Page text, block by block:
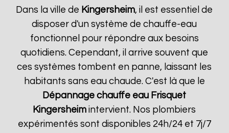
Dans la ville de Kingersheim, il est essentiel de
disposer d'un système de chauffe-eau
fonctionnel pour répondre aux besoins
quotidiens. Cependant, il arrive souvent que
ces systèmes tombent en panne, laissant les
habitants sans eau chaude. C'est là que le
Dépannage chauffe eau Frisquet
Kingersheim intervient. Nos plombiers
expérimentés sont disponibles 24h/24 et 7j/7